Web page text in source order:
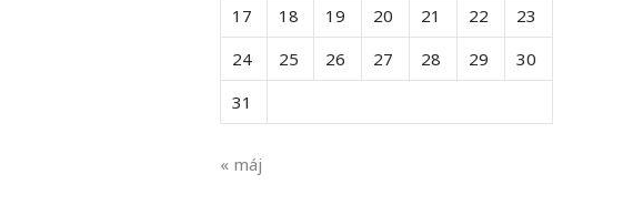
17
18 19 20 21 22
23
24
25 26 27 28 29
30
31
« máj